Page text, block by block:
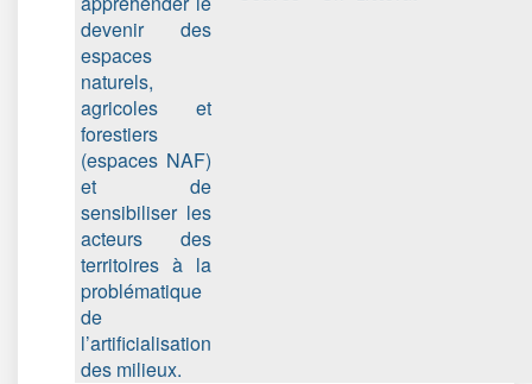
devenir des
espaces
naturels,
agricoles et
forestiers
(espaces NAF)
et de
sensibiliser les
acteurs des
territoires à la
problématique
de
l’artificialisation
des milieux.